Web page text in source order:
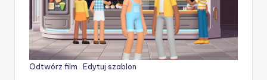
Odtwórz film Edytuj szablon